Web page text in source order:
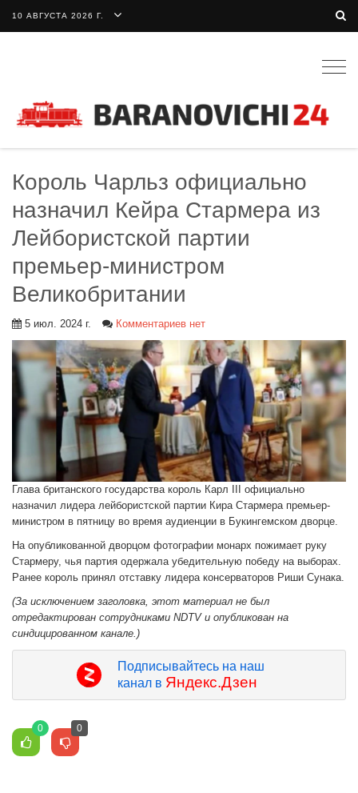
10 АВГУСТА 2026 Г.
Король Чарльз официально
назначил Кейра Стармера из
Лейбористской партии
премьер-министром
Великобритании
5 июл. 2024 г. Комментариев нет
Глава британского государства король Карл III официально
назначил лидера лейбористской партии Кира Стармера премьер-
министром в пятницу во время аудиенции в Букингемском дворце.
На опубликованной дворцом фотографии монарх пожимает руку
Стармеру, чья партия одержала убедительную победу на выборах.
Ранее король принял отставку лидера консерваторов Риши Сунака.
(За исключением заголовка, этот материал не был
отредактирован сотрудниками NDTV и опубликован на
синдицированном канале.)
Подписывайтесь на наш
канал в Яндекс.Дзен
0 0